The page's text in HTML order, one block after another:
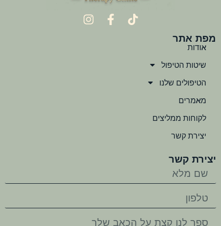
מפת אתר
אודות
שיטות הטיפול
הטיפולים שלנו
מאמרים
לקוחות ממליצים
יצירת קשר
יצירת קשר